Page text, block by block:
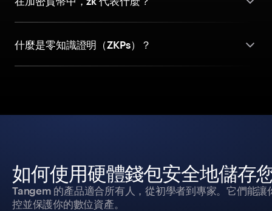
什麼是零知識證明（ZKPs）？
如何使用硬體錢包安全地儲存
Tangem 的產品適合所有人，從初學者到專家。它們能
控並保護你的數位資產。